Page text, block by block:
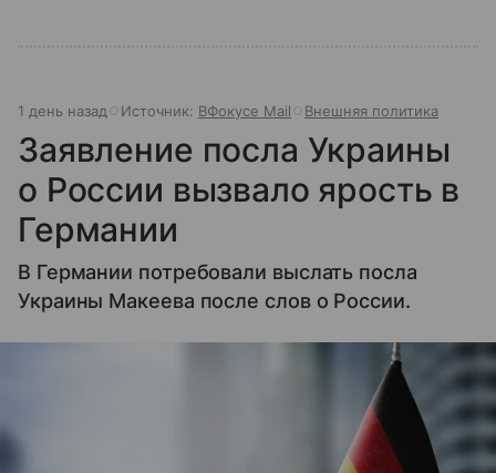
1 день назад Источник: ВФокусе Mail Внешняя политика
Заявление посла Украины
о России вызвало ярость в
Германии
В Германии потребовали выслать посла
Украины Макеева после слов о России.